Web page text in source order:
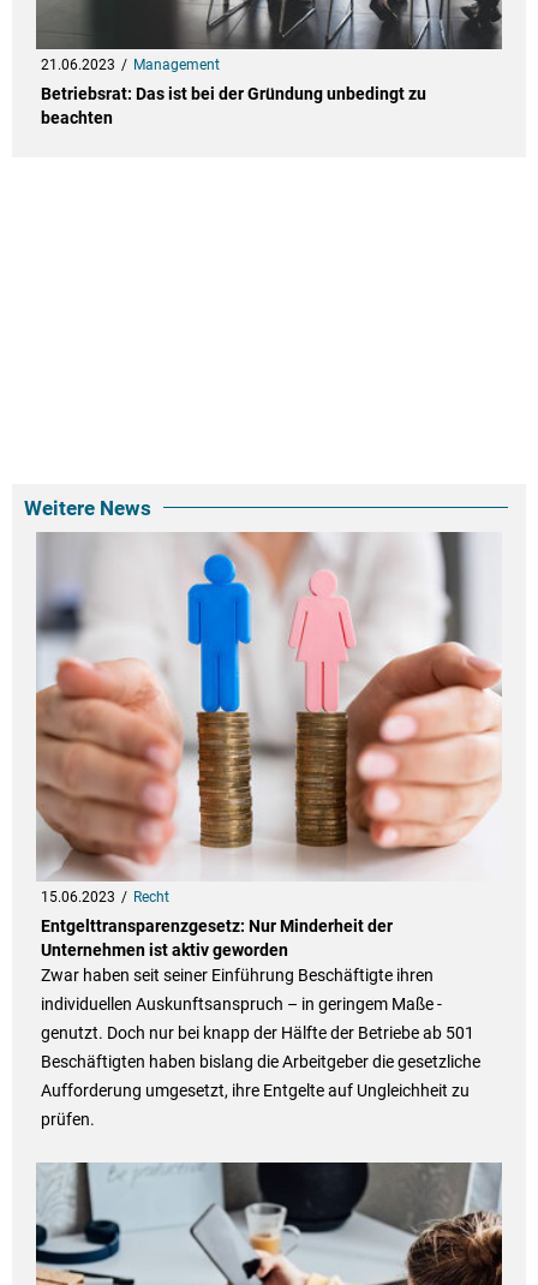
21.06.2023 Management
Betriebsrat: Das ist bei der Gründung unbedingt zu
beachten
Weitere News
15.06.2023 Recht
Entgelttransparenzgesetz: Nur Minderheit der
Unternehmen ist aktiv geworden
Zwar haben seit seiner Einführung Beschäftigte ihren
individuellen Auskunftsanspruch – in geringem Maße -
genutzt. Doch nur bei knapp der Hälfte der Betriebe ab 501
Beschäftigten haben bislang die Arbeitgeber die gesetzliche
Aufforderung umgesetzt, ihre Entgelte auf Ungleichheit zu
prüfen.